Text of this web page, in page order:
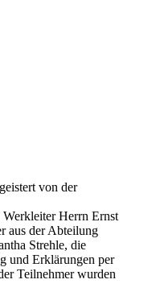
von der
Herrn Ernst
aus der Abteilung
Strehle, die
und Erklärungen per
Teilnehmer wurden